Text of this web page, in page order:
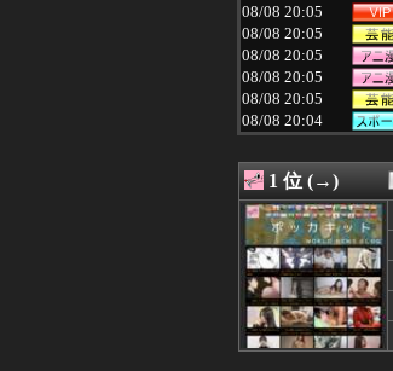
08/08 20:05
08/08 20:05
08/08 20:05
08/08 20:05
08/08 20:05
08/08 20:04
08/08 20:03
08/08 20:02
08/08 20:01
08/08 20:01
08/08 20:01
08/08 20:01
08/08 20:01
08/08 20:01
08/08 20:00
1 位 (→)